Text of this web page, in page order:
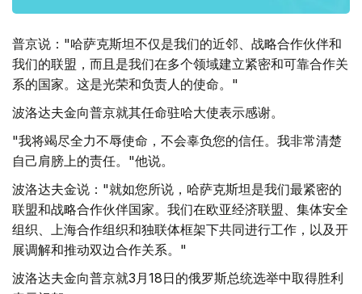
普京说："哈萨克斯坦不仅是我们的近邻、战略合作伙伴和
我们的联盟，而且是我们在多个领域建立紧密和可靠合作关
系的国家。这是光荣和负责人的使命。"
波洛达夫金向普京就其任命驻哈大使表示感谢。
"我将竭尽全力不辱使命，不会辜负您的信任。我非常清楚
自己肩膀上的责任。"他说。
波洛达夫金说："就如您所说，哈萨克斯坦是我们最紧密的
联盟和战略合作伙伴国家。我们在欧亚经济联盟、集体安全
组织、上海合作组织和独联体框架下共同进行工作，以及开
展调解和推动双边合作关系。"
波洛达夫金向普京就3月18日的俄罗斯总统选举中取得胜利